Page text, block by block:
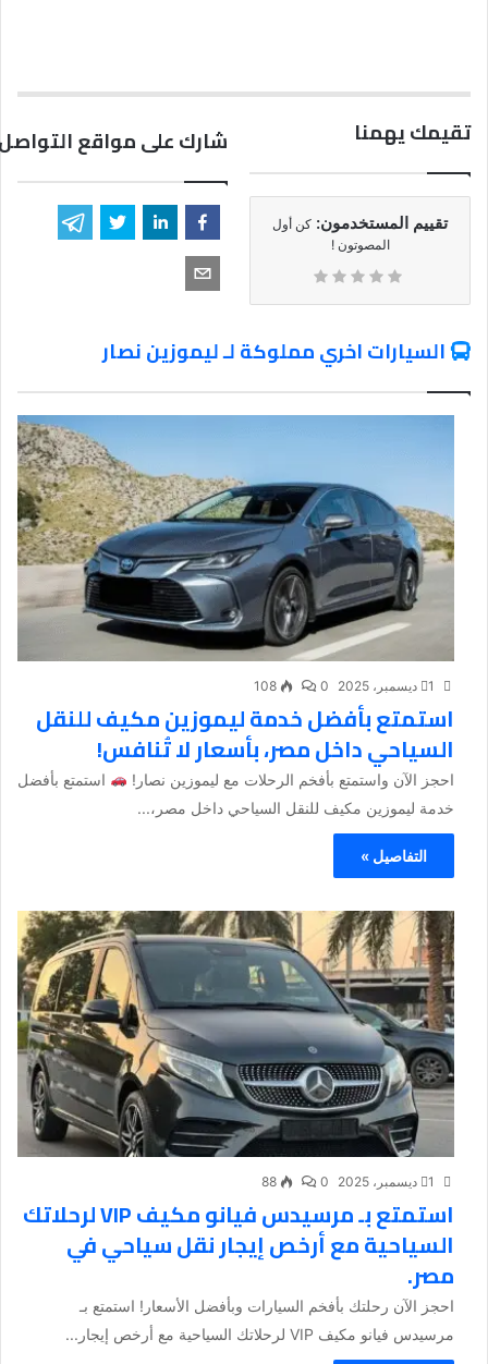
تقيمك يهمنا
تقييم المستخدمون: كن أول
المصوتون !
شارك على مواقع
السيارات اخري مملوكة لـ ليموزين نصار
1 ديسمبر، 2025 0
108
استمتع بأفضل خدمة ليموزين مكيف للنقل
السياحي داخل مصر، بأسعار لا تُنافس!
احجز الآن واستمتع بأفخم الرحلات مع ليموزين نصار!
استمتع بأفضل
خدمة ليموزين مكيف للنقل السياحي داخل مصر،...
التفاصيل »
1 ديسمبر، 2025 0
88
استمتع بـ مرسيدس فيانو مكيف VIP لرحلاتك
السياحية مع أرخص إيجار نقل سياحي في
مصر.
احجز الآن رحلتك بأفخم السيارات وبأفضل الأسعار! استمتع بـ
مرسيدس فيانو مكيف VIP لرحلاتك السياحية مع أرخص إيجار...